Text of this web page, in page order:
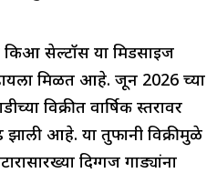
किआ सेल्टॉस या मिडसाईज
मिळत आहे. जून 2026 च्या
विक्रीत वार्षिक स्तरावर
आहे. या तुफानी विक्रीमुळे
दिग्गज गाड्यांना